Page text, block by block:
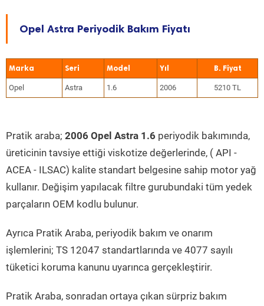
Opel Astra Periyodik Bakım Fiyatı
Marka Seri Model Yıl
Opel Astra 1.6 2006 5210 TL
Pratik araba; 2006 Opel Astra 1.6 periyodik bakımında,
üreticinin tavsiye ettiği viskotize değerlerinde, ( API -
ACEA - ILSAC) kalite standart belgesine sahip motor yağ
kullanır. Değişim yapılacak filtre gurubundaki tüm yedek
parçaların OEM kodlu bulunur.
Ayrıca Pratik Araba, periyodik bakım ve onarım
işlemlerini; TS 12047 standartlarında ve 4077 sayılı
tüketici koruma kanunu uyarınca gerçekleştirir.
Pratik Araba, sonradan ortaya çıkan sürpriz bakım